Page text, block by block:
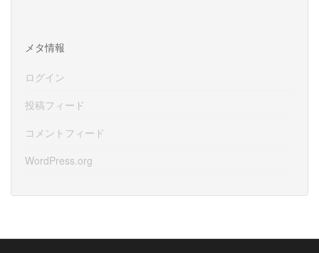
メタ情報
ログイン
投稿フィード
コメントフィード
WordPress.org